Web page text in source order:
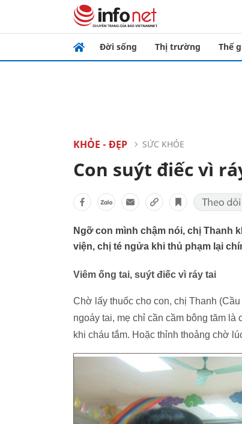
Đời sống Thị trường Thế
KHỎE - ĐẸP SỨC KHỎE
Con suýt điếc vì
Ngỡ con mình chậm nói, chị Thanh
viện, chị té ngửa khi thủ phạm lại
Viêm ống tai, suýt điếc vì ráy tai
Chờ lấy thuốc cho con, chị Thanh
ngoáy tai, mẹ chỉ cần cầm bông tăm
khi cháu tắm. Hoặc thỉnh thoảng chờ